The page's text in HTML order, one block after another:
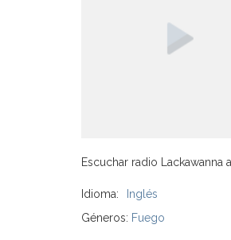
Escuchar radio
Idioma:
Inglés
Géneros: Fuego